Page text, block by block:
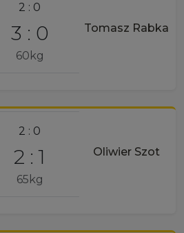
2 : 0
3 : 0
60kg
Tomasz Rabka
2 : 0
2 : 1
65kg
Oliwier Szot